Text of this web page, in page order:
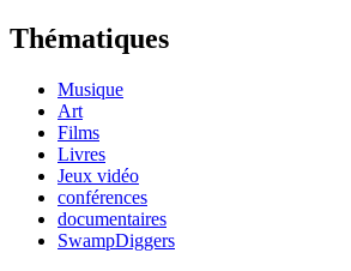
Thématiques
Musique
Art
Films
Livres
Jeux vidéo
conférences
documentaires
SwampDiggers